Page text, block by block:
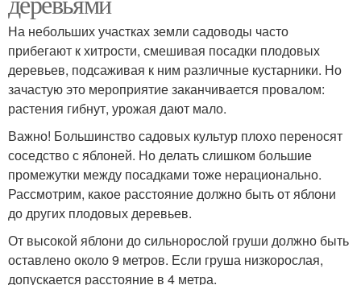
На небольших участках земли садоводы часто
прибегают к хитрости, смешивая посадки плодовых
деревьев, подсаживая к ним различные кустарники. Но
зачастую это мероприятие заканчивается провалом:
растения гибнут, урожая дают мало.
Важно! Большинство садовых культур плохо переносят
соседство с яблоней. Но делать слишком большие
промежутки между посадками тоже нерационально.
Рассмотрим, какое расстояние должно быть от яблони
до других плодовых деревьев.
От высокой яблони до сильнорослой груши должно быть
оставлено около 9 метров. Если груша низкорослая,
допускается расстояние в 4 метра.